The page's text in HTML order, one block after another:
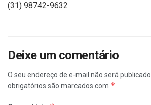
(31) 98742-9632
Deixe um comentário
O seu endereço de e-mail não será publicado.
obrigatórios são marcados com *